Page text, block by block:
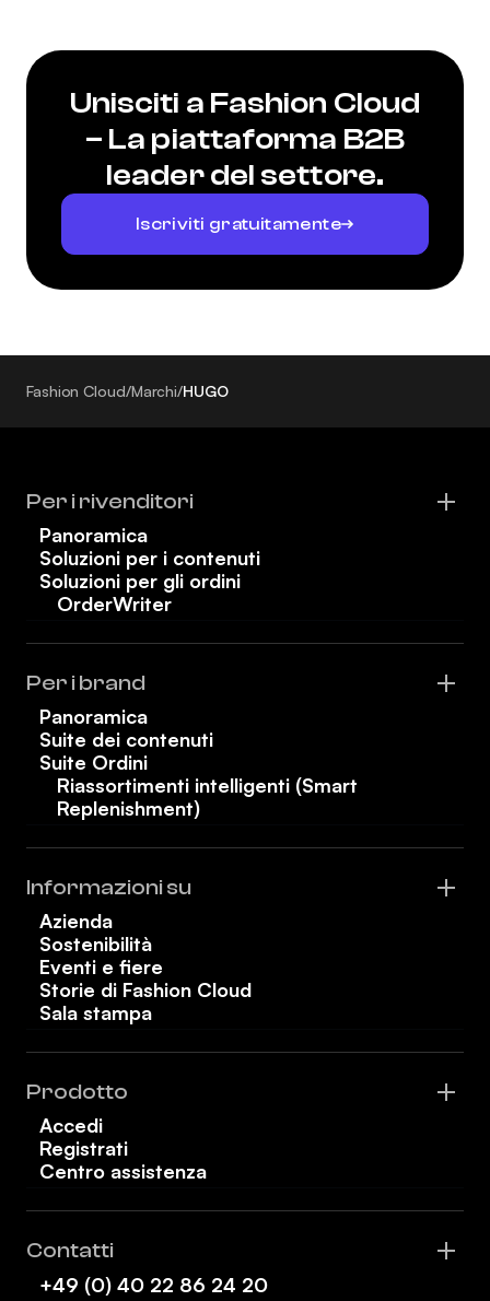
Unisciti a Fashion Cloud
– La piattaforma B2B
leader del settore.
Iscriviti gratuitamente
Fashion Cloud/Marchi/HUGO
Per i rivenditori
Panoramica
Soluzioni per i contenuti
Soluzioni per gli ordini
OrderWriter
Per i brand
Panoramica
Suite dei contenuti
Suite Ordini
Riassortimenti intelligenti (Smart
Replenishment)
Informazioni su
Azienda
Sostenibilità
Eventi e fiere
Storie di Fashion Cloud
Sala stampa
Prodotto
Accedi
Registrati
Centro assistenza
Contatti
+49 (0) 40 22 86 24 20